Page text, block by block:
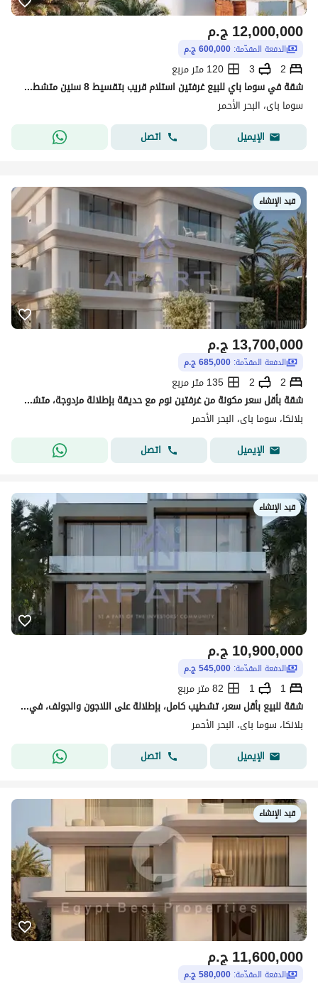
ج.م12,000,000
الدفعة المقدّمة: 600,000 ج.م
2
3
120 متر مربع
شقة في سوما باي للبيع غرفتين استلام قريب بتقسيط 8 سنين متشطب برايم لوكيشن بمقدم 5% علي 8 سنين - ديسكاوند 30 %
سوما باى، البحر الأحمر
الإيميل
اتصل
قيد الإنشاء
ج.م13,700,000
الدفعة المقدّمة: 685,000 ج.م
2
2
135 متر مربع
شقة بأقل سعر مكونة من غرفتين نوم مع حديقة بإطلالة مزدوجة، متشطبة بالكامل، مع نظام سداد يصل إلى 7 سنوات، للبيع في البحر الأحمر – سوما باي – الجونة
بلانكا، سوما باى، البحر الأحمر
الإيميل
اتصل
قيد الإنشاء
ج.م10,900,000
الدفعة المقدّمة: 545,000 ج.م
1
1
82 متر مربع
شقة للبيع بأقل سعر، تشطيب كامل، بإطلالة على اللاجون والجولف، في موقع مميز، مع نظام سداد حتى 8 سنوات في البحر الأحمر – سوما باي – الغردقة – الجونة
بلانكا، سوما باى، البحر الأحمر
الإيميل
اتصل
قيد الإنشاء
ج.م11,600,000
الدفعة المقدّمة: 580,000 ج.م